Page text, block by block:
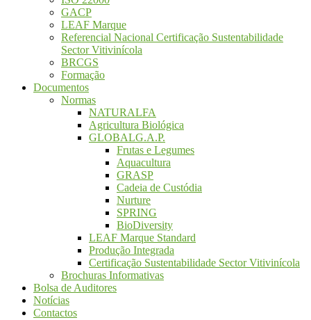
GACP
LEAF Marque
Referencial Nacional Certificação Sustentabilidade
Sector Vitivinícola
BRCGS
Formação
Documentos
Normas
NATURALFA
Agricultura Biológica
GLOBALG.A.P.
Frutas e Legumes
Aquacultura
GRASP
Cadeia de Custódia
Nurture
SPRING
BioDiversity
LEAF Marque Standard
Produção Integrada
Certificação Sustentabilidade Sector Vitivinícola
Brochuras Informativas
Bolsa de Auditores
Notícias
Contactos